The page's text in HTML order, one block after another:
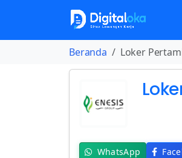
Beranda Loker
WhatsApp